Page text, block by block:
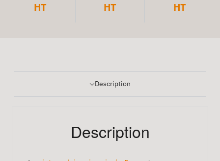
HT
HT
HT
Description
Description